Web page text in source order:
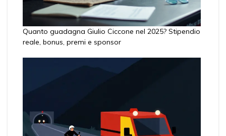
Quanto guadagna Giulio Ciccone nel 2025? Stipendio
reale, bonus, premi e sponsor